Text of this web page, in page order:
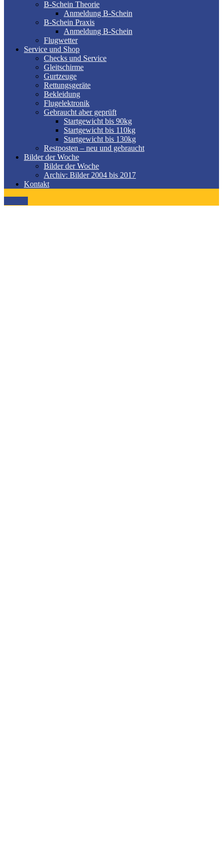
B-Schein Theorie
Anmeldung B-Schein
B-Schein Praxis
Anmeldung B-Schein
Flugwetter
Service und Shop
Checks und Service
Gleitschirme
Gurtzeuge
Rettungsgeräte
Bekleidung
Flugelektronik
Gebraucht aber geprüft
Startgewicht bis 90kg
Startgewicht bis 110kg
Startgewicht bis 130kg
Restposten – neu und gebraucht
Bilder der Woche
Bilder der Woche
Archiv: Bilder 2004 bis 2017
Kontakt